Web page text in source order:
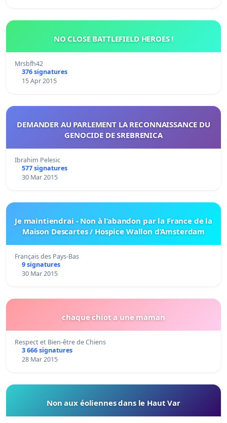
NO CLOSE BATTLEFIELD HEROES !
Mrsbfh42
376 signatures
15 Apr 2015
DEMANDER AU PARLEMENT LA RECONNAISSANCE DU
GENOCIDE DE SREBRENICA
Ibrahim Pelesic
577 signatures
30 Mar 2015
Je maintiendrai - Non à l’abandon par la France de la
Maison Descartes / Hospice Wallon d’Amsterdam
Français des Pays-Bas
9 signatures
30 Mar 2015
chaque chiot a une maman
Respect et Bien-être de Chiens
3 666 signatures
28 Mar 2015
Non aux éoliennes dans le Haut Var